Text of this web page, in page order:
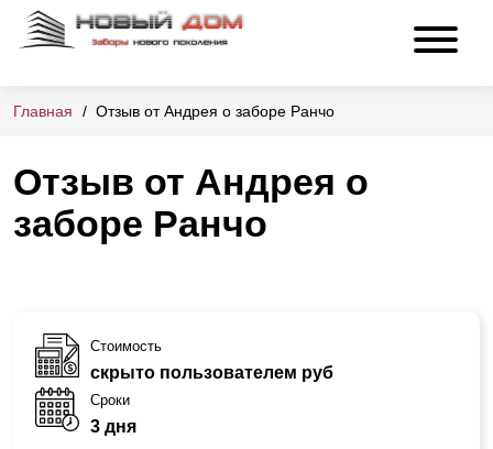
Главная Отзыв от Андрея о заборе Ранчо
Отзыв от Андрея о
заборе Ранчо
Стоимость
скрыто пользователем руб
Сроки
3 дня